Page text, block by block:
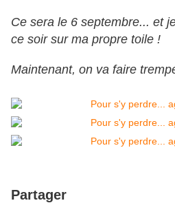
Ce sera le 6 septembre... et
ce soir sur ma propre toile !
Maintenant, on va faire
Partager